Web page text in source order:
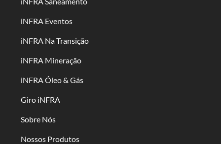
iNFRA Eventos
iNFRA Na Transição
iNFRA Mineração
iNFRA Óleo & Gás
Giro iNFRA
Sobre Nós
Nossos Produtos